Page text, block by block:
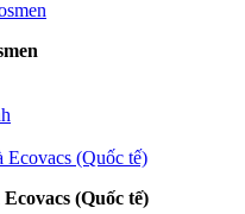
(Quốc tế)